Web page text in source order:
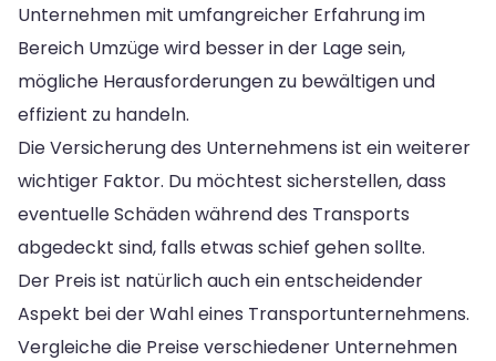
Unternehmen mit umfangreicher Erfahrung im
Bereich Umzüge wird besser in der Lage sein,
mögliche Herausforderungen zu bewältigen und
effizient zu handeln.
Die Versicherung des Unternehmens ist ein weiterer
wichtiger Faktor. Du möchtest sicherstellen, dass
eventuelle Schäden während des Transports
abgedeckt sind, falls etwas schief gehen sollte.
Der Preis ist natürlich auch ein entscheidender
Aspekt bei der Wahl eines Transportunternehmens.
Vergleiche die Preise verschiedener Unternehmen